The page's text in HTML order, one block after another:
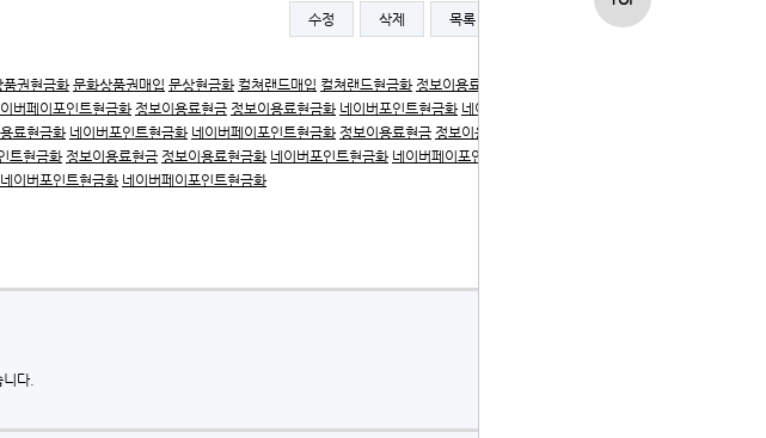
수정 삭제 목록
품권현금화 문화상품권매입 문상현금화 컬쳐랜드매입 컬쳐랜드현금화 정보이용료현금
버페이포인트현금화 정보이용료현금 정보이용료현금화 네이버포인트현금화 네이버페이포인트
료현금화 네이버포인트현금화 네이버페이포인트현금화 정보이용료현금 정보이용료현금화
트현금화 정보이용료현금 정보이용료현금화 네이버포인트현금화 네이버페이포인트현금화
네이버포인트현금화 네이버페이포인트현금화
다.